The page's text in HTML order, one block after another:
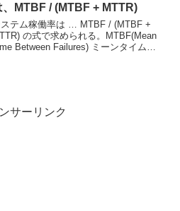
、MTBF / (MTBF + MTTR)
ステム稼働率は … MTBF / (MTBF +
の式で求められる。MTBF(Mean
Between Failures) ミーンタイム・
サーリンク